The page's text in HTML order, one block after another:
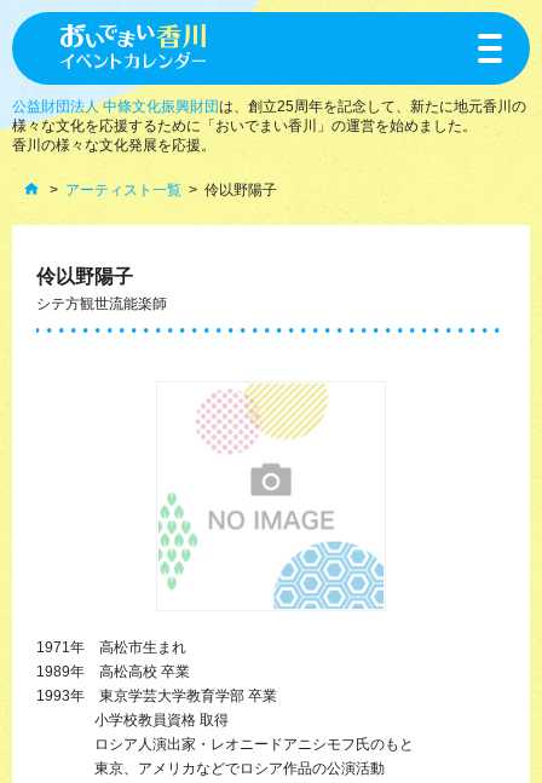
toggle
公益財団法人 中條文化振興財団は、創立25周年を記念して、新たに地元香川の
様々な文化を応援するために「おいでまい香川」の運営を始めました。
香川の様々な文化発展を応援。
アーティスト一覧 伶以野陽子
伶以野陽子
シテ方観世流能楽師
1971年 高松市生まれ
1989年 高松高校 卒業
1993年 東京学芸大学教育学部 卒業
小学校教員資格 取得
ロシア人演出家・レオニードアニシモフ氏のもと
東京、アメリカなどでロシア作品の公演活動